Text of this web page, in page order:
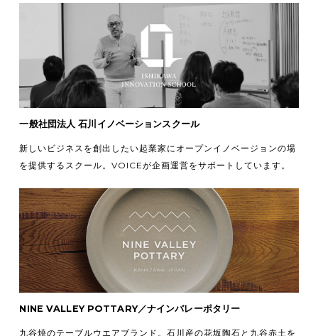
一般社団法人 石川イノベーションスクール
新しいビジネスを創出したい起業家にオープンイノベージョンの場
を提供するスクール。VOICEが企画運営をサポートしています。
NINE VALLEY POTTARY／ナインバレーポタリー
九谷焼のテーブルウエアブランド。石川産の花坂陶石と九谷赤土を